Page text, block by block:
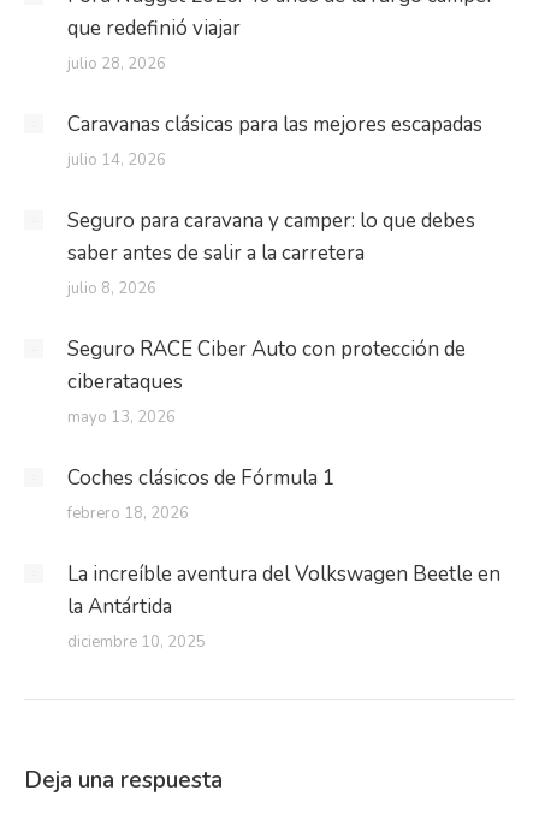
que redefinió viajar
julio 28, 2026
Caravanas clásicas para las mejores escapadas
julio 14, 2026
Seguro para caravana y camper: lo que debes
saber antes de salir a la carretera
julio 8, 2026
Seguro RACE Ciber Auto con protección de
ciberataques
mayo 13, 2026
Coches clásicos de Fórmula 1
febrero 18, 2026
La increíble aventura del Volkswagen Beetle en
la Antártida
diciembre 10, 2025
Deja una respuesta